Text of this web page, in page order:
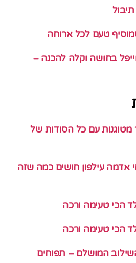
טעם לכל ארוחה
בחושה וקלה להכנה –
עם כל הסודות של
אדמה עילפון חושים כמה שזה
הכי טעימה ורכה
הכי טעימה ורכה
המושלם – תפוחים